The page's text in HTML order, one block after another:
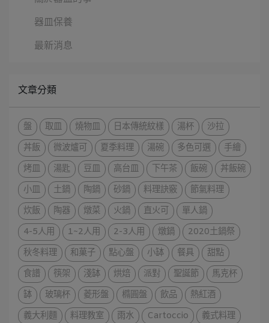
器皿保養
最新消息
文章分類
盤 取皿 燒物皿 日本傳統紋樣 湯杯
沙拉
丼飯
微波爐可 夏季料理 湯碗 多色可選
手繪
烤皿
湯匙 豆皿 高台皿 下午茶 飯碗
丼飯碗
小皿
土鍋 陶鍋 砂鍋 料理訣竅
節氣料理
炊飯
陶器 燉菜 火鍋 直火可
單人鍋
4-5人用
1~2人用 2-3人用 燉鍋
2020土鍋祭
秋冬料理
和菓子 點心盤 小缽 餐具
甜點
食譜
筷架 淺缽 烘焙 派對 聖誕節
馬克杯
缽
玻璃杯 菱形盤 橢圓盤 飲品
熱紅酒
義大利麵
料理教室 雨水 Cartoccio
義式料理